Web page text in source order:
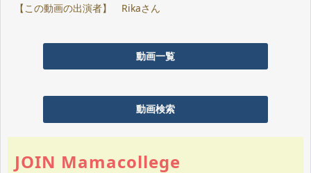
【この動画の出演者】 Rikaさん
動画一覧
動画検索
JOIN Mamacollege